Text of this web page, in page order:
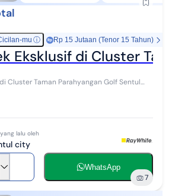
mu ⓘ Rp 15 Jutaan (Tenor 15 Tahun)
Eksklusif di Cluster
Cluster Taman Parahyangan Golf Sentul
lalu oleh
city
WhatsApp
7